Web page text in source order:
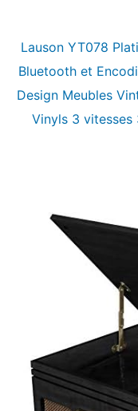
Lauson YT078
Bluetooth et
Design Meubles
Vinyls 3 vitesses